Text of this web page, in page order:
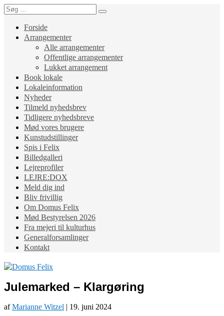
Forside
Arrangementer
Alle arrangementer
Offentlige arrangementer
Lukket arrangement
Book lokale
Lokaleinformation
Nyheder
Tilmeld nyhedsbrev
Tidligere nyhedsbreve
Mød vores brugere
Kunstudstillinger
Spis i Felix
Billedgalleri
Lejreprofiler
LEJRE:DOX
Meld dig ind
Bliv frivillig
Om Domus Felix
Mød Bestyrelsen 2026
Fra mejeri til kulturhus
Generalforsamlinger
Kontakt
Julemarked – Klargøring
afMarianne Witzel | 19. juni 2024